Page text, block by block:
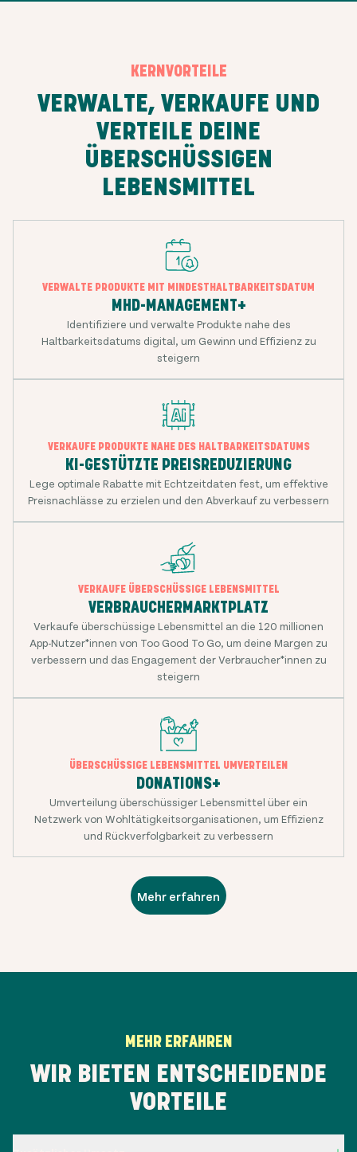
KERNVORTEILE
VERWALTE, VERKAUFE UND
VERTEILE DEINE
ÜBERSCHÜSSIGEN
LEBENSMITTEL
VERWALTE PRODUKTE MIT MINDESTHALTBARKEITSDATUM
MHD-MANAGEMENT+
Identifiziere und verwalte Produkte nahe des
Haltbarkeitsdatums digital, um Gewinn und Effizienz zu
steigern
VERKAUFE PRODUKTE NAHE DES HALTBARKEITSDATUMS
KI-GESTÜTZTE PREISREDUZIERUNG
Lege optimale Rabatte mit Echtzeitdaten fest, um effektive
Preisnachlässe zu erzielen und den Abverkauf zu verbessern
VERKAUFE ÜBERSCHÜSSIGE LEBENSMITTEL
VERBRAUCHERMARKTPLATZ
Verkaufe überschüssige Lebensmittel an die 120 millionen
App-Nutzer*innen von Too Good To Go, um deine Margen zu
verbessern und das Engagement der Verbraucher*innen zu
steigern
ÜBERSCHÜSSIGE LEBENSMITTEL UMVERTEILEN
DONATIONS+
Umverteilung überschüssiger Lebensmittel über ein
Netzwerk von Wohltätigkeitsorganisationen, um Effizienz
und Rückverfolgbarkeit zu verbessern
Mehr erfahren
MEHR ERFAHREN
WIR BIETEN ENTSCHEIDENDE
VORTEILE